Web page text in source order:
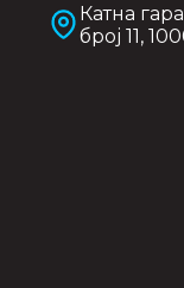
Катна
број 11,